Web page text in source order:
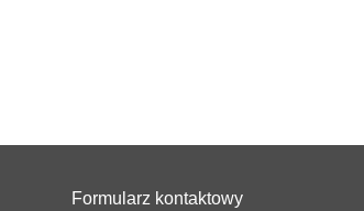
Formularz kontaktowy